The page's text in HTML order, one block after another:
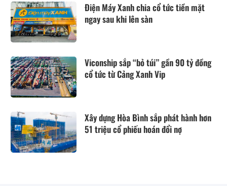
Điện Máy Xanh chia cổ tức tiền mặt
ngay sau khi lên sàn
Viconship sắp “bỏ túi” gần 90 tỷ đồng
cổ tức từ Cảng Xanh Vip
Xây dựng Hòa Bình sắp phát hành hơn
51 triệu cổ phiếu hoán đổi nợ